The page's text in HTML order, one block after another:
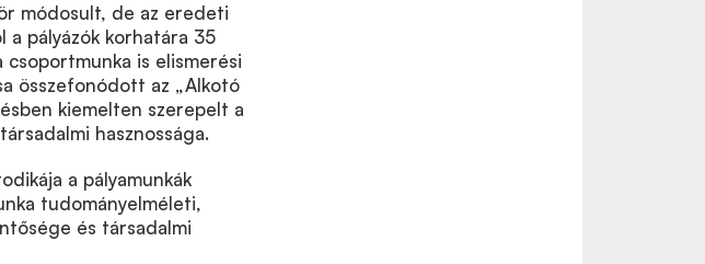
módosult, de az eredeti
pályázók korhatára 35
is elismerési
összefonódott az „Alkotó
kiemelten szerepelt a
hasznossága.
a pályamunkák
tudományelméleti,
és társadalmi